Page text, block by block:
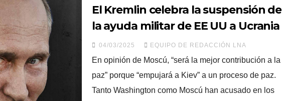
El Kremlin celebra la suspensión de
la ayuda militar de EE UU a Ucrania
04/03/2025 EQUIPO DE REDACCIÓN LNA
En opinión de Moscú, “será la mejor contribución a la
paz” porque “empujará a Kiev” a un proceso de paz.
Tanto Washington como Moscú han acusado en los